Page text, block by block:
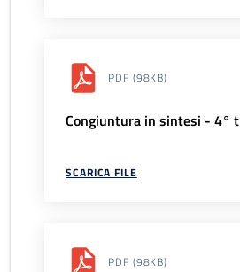
PDF (98KB)
Congiuntura in sintesi - 4°
SCARICA FILE
PDF (98KB)